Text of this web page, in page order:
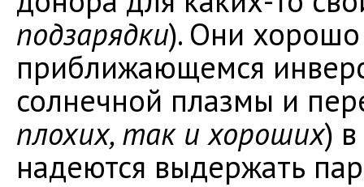
подзарядки). Они
приближающемся
солнечной плазмы и
плохих, так и хороших)
надеются выдержать